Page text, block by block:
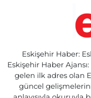
Eskişehir Haber:
Eskişehir Haber
gelen ilk adres olan
güncel gelişmelerini